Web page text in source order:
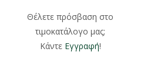
20gr
Θέλετε πρόσβαση στο
τιμοκατάλογο μας;
Κάντε Εγγραφή!